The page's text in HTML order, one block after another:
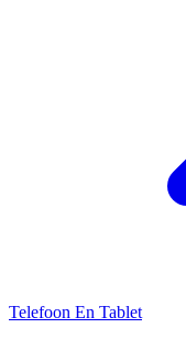
Telefoon En Tablet